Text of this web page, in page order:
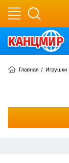
Главная / Игрушки